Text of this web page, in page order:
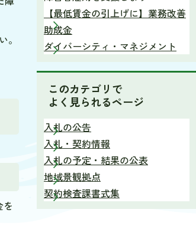
。
【最低賃金の引上げに】業務改善
助成金
ダイバーシティ・マネジメント
このカテゴリで
よく見られるページ
入札の公告
入札・契約情報
入札の予定・結果の公表
地域景観拠点
契約検査課書式集